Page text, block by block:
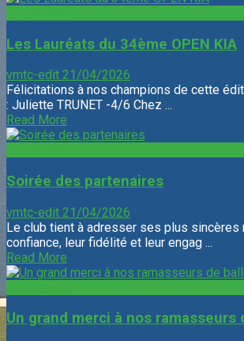
Les Lauréats du 34ème OPEN KIA
vmtc-edit 21/04/2026
Félicitations à nos champions de cette
: Juliette TRUNET -4/6 Chez ...
Read More
Soirée des partenaires
vmtc-edit 21/04/2026
Le club tient à adresser ses plus
confiance, leur fidélité et leur engag ...
Read More
Un grand merci à nos ramasseurs